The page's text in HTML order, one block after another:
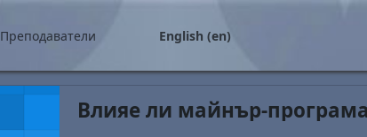
Преподаватели English ‎(en)‎
Влияе ли майнър-